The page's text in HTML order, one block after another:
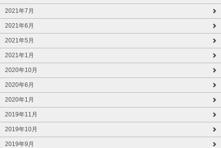
2021年7月
2021年6月
2021年5月
2021年1月
2020年10月
2020年6月
2020年1月
2019年11月
2019年10月
2019年9月